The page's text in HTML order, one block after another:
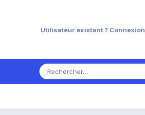
Utilisateur existant ? Connexion